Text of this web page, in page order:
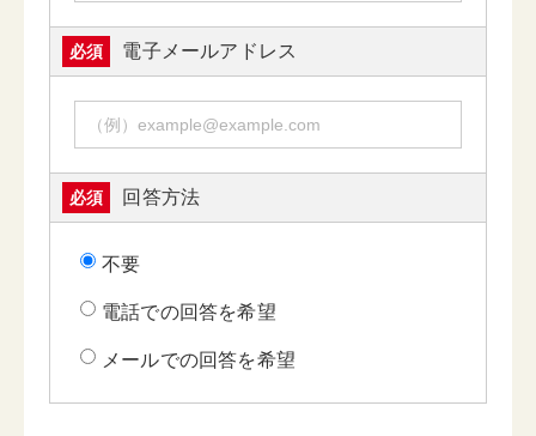
必須 電子メールアドレス
必須 回答方法
不要
電話での回答を希望
メールでの回答を希望